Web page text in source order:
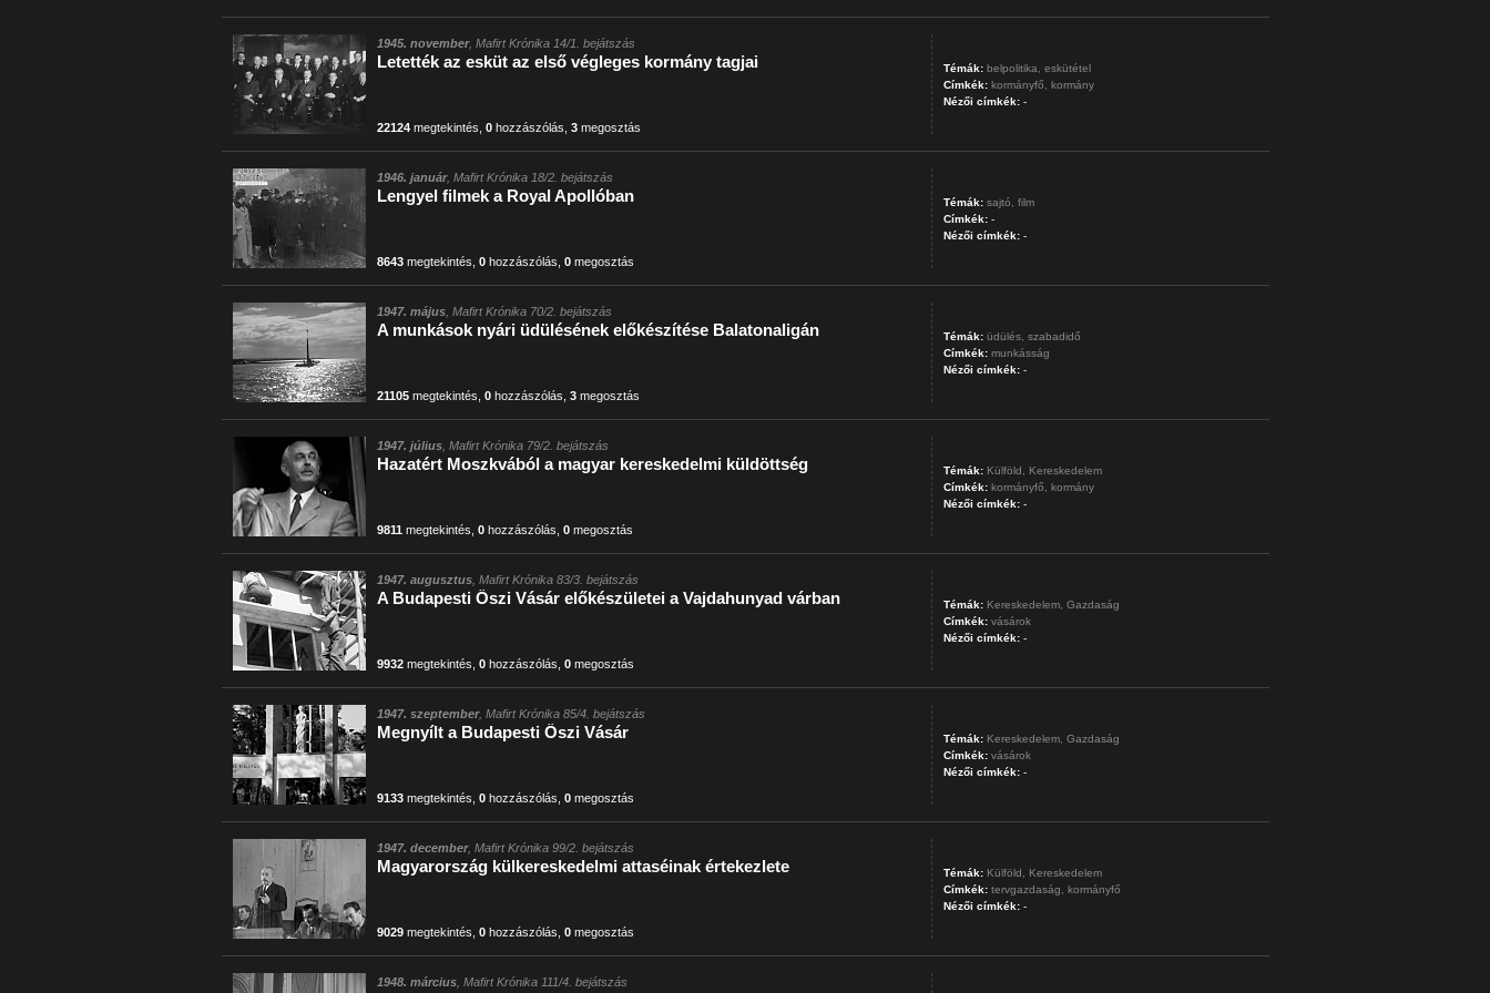
1945. november, Mafirt Krónika 14/1. bejátszás
Letették az esküt az első végleges kormány tagjai
22124megtekintés 0hozzászólás 3megosztás
Témák: belpolitika,
eskütétel
Címkék: kormányfő,
kormány
Nézői címkék:-
1946. január, Mafirt Krónika 18/2. bejátszás
Lengyel filmek a Royal Apollóban
8643megtekintés 0hozzászólás 0megosztás
Témák: sajtó,
film
Címkék:-
Nézői címkék:-
1947. május, Mafirt Krónika 70/2. bejátszás
A munkások nyári üdülésének előkészítése Balatonaligán
21105megtekintés 0hozzászólás 3megosztás
Témák: üdülés, szabadidő
Címkék: munkásság
Nézői címkék:-
1947. július, Mafirt Krónika 79/2. bejátszás
Hazatért Moszkvából a magyar kereskedelmi küldöttség
9811 megtekintés 0hozzászólás 0megosztás
Témák: Külföld,
Kereskedelem
Címkék: kormányfő,
kormány
Nézői címkék:-
1947. augusztus, Mafirt Krónika 83/3. bejátszás
A Budapesti Őszi Vásár előkészületei a Vajdahunyad várban
9932megtekintés 0hozzászólás 0megosztás
Témák: Kereskedelem, Gazdaság
Címkék: vásárok
Nézői címkék:-
1947. szeptember, Mafirt Krónika 85/4. bejátszás
Megnyílt a Budapesti Őszi Vásár
9133megtekintés 0hozzászólás 0megosztás
Témák: Kereskedelem, Gazdaság
Címkék: vásárok
Nézői címkék:-
1947. december, Mafirt Krónika 99/2. bejátszás
Magyarország külkereskedelmi attaséinak értekezlete
9029megtekintés 0hozzászólás 0megosztás
Témák: Külföld,
Kereskedelem
Címkék: tervgazdaság,
kormányfő
Nézői címkék:-
1948. március, Mafirt Krónika 111/4. bejátszás